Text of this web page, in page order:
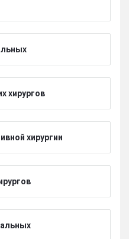
хирургов
хирургии